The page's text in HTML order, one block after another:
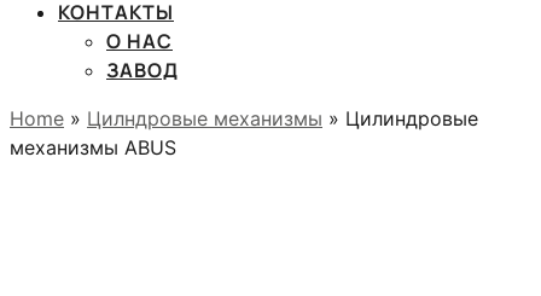
КОНТАКТЫ
О НАС
ЗАВОД
Home » Цилндровые механизмы » Цилиндровые
механизмы ABUS